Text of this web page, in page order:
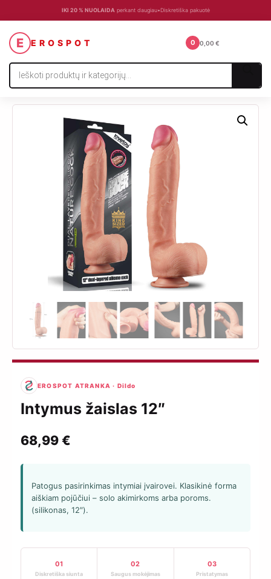
IKI 20 % NUOLAIDA perkant daugiau•Diskretiška pakuotė
E EROSPOT
Products
search
0 0,00 €
EROSPOT ATRANKA · Dildo
Intymus žaislas 12″
68,99€
Patogus pasirinkimas intymiai įvairovei. Klasikinė forma
aiškiam pojūčiui – solo akimirkoms arba poroms.
(silikonas, 12″).
01
Diskretiška siunta
02
Saugus mokėjimas
03
Pristatymas